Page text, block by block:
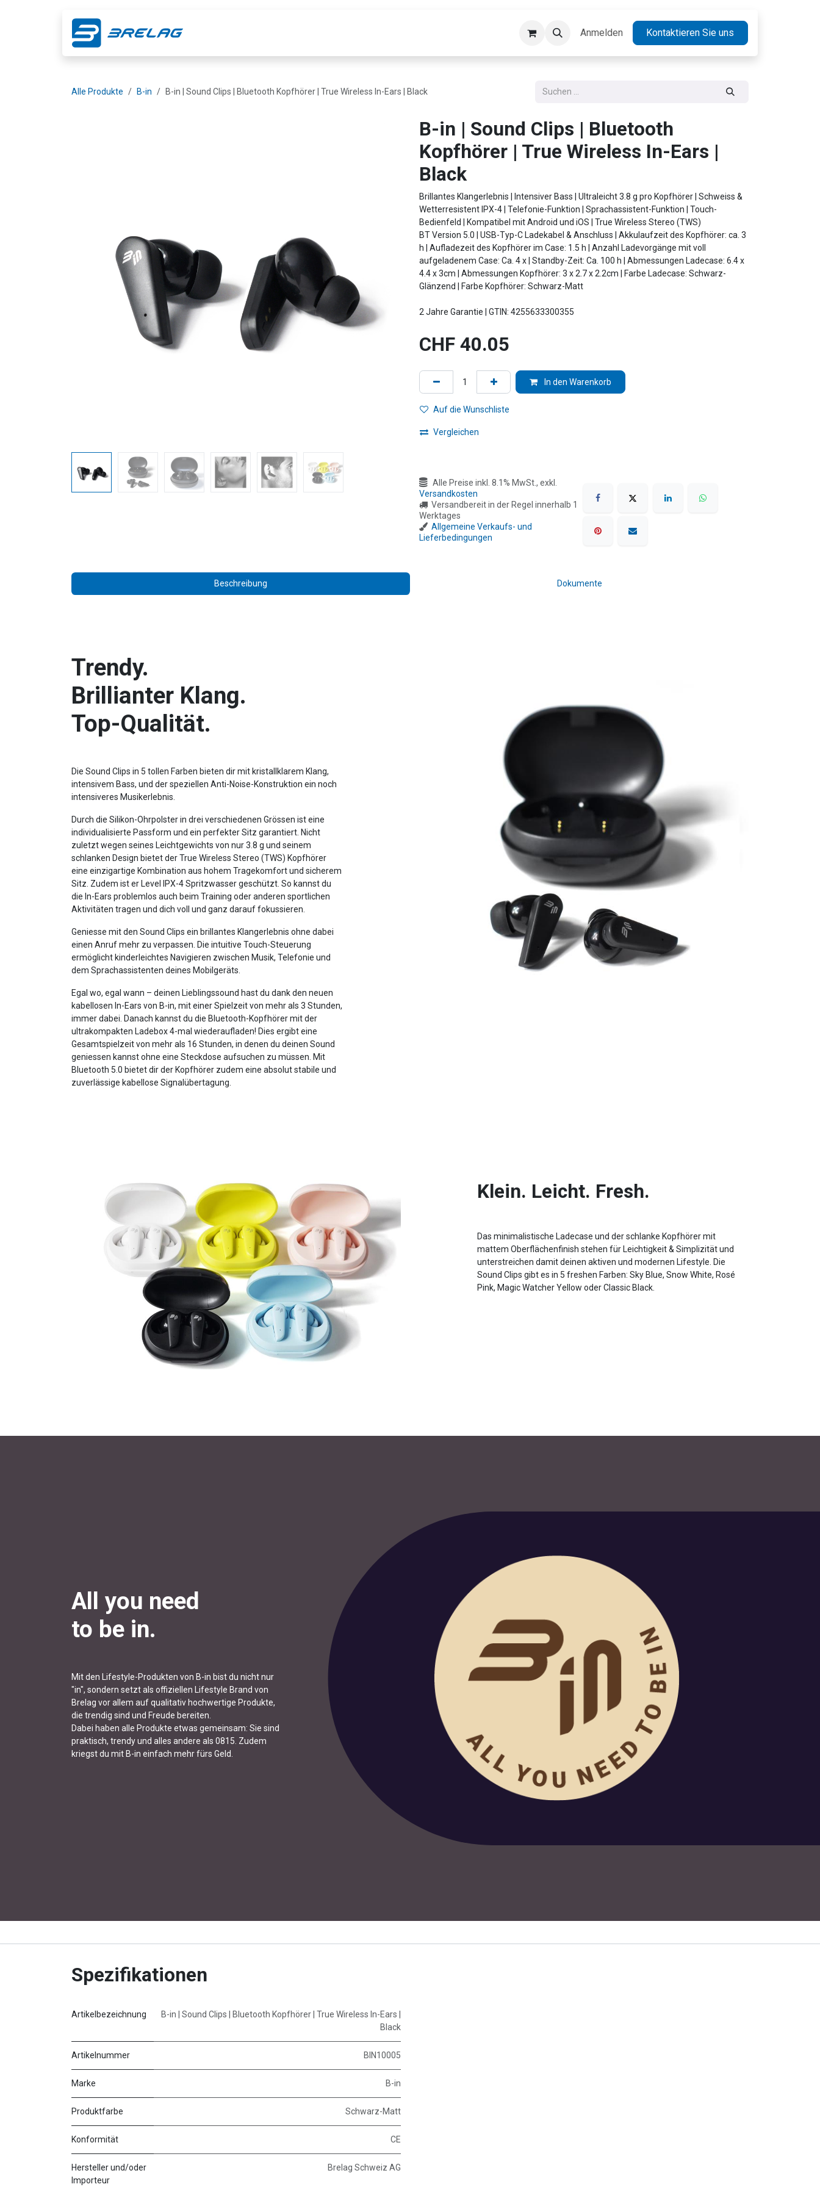
Kontakt Jobs
Anmelden Kontaktieren Sie uns
Alle Produkte B-in B-in | Sound Clips | Bluetooth Kopfhörer | True Wireless In-Ears | Black
B-in | Sound Clips | Bluetooth
Kopfhörer | True Wireless In-Ears |
Black
Brillantes Klangerlebnis | Intensiver Bass | Ultraleicht 3.8 g pro Kopfhörer | Schweiss &
Wetterresistent IPX-4 | Telefonie-Funktion | Sprachassistent-Funktion | Touch-
Bedienfeld | Kompatibel mit Android und iOS | True Wireless Stereo (TWS)
BT Version 5.0 | USB-Typ-C Ladekabel & Anschluss | Akkulaufzeit des Kopfhörer: ca. 3
h | Aufladezeit des Kopfhörer im Case: 1.5 h | Anzahl Ladevorgänge mit voll
aufgeladenem Case: Ca. 4 x | Standby-Zeit: Ca. 100 h | Abmessungen Ladecase: 6.4 x
4.4 x 3cm | Abmessungen Kopfhörer: 3 x 2.7 x 2.2cm | Farbe Ladecase: Schwarz-
Glänzend | Farbe Kopfhörer: Schwarz-Matt
2 Jahre Garantie | GTIN: 4255633300355
CHF 40.05
In den Warenkorb
Auf die Wunschliste
Vergleichen
Alle Preise inkl. 8.1% MwSt., exkl.
Versandkosten
Versandbereit in der Regel innerhalb 1
Werktages
Allgemeine Verkaufs- und
Lieferbedingungen
Beschreibung Dokumente
Trendy.
Brillianter Klang.
Top-Qualität.
Die Sound Clips in 5 tollen Farben bieten dir mit kristallklarem Klang,
intensivem Bass, und der speziellen Anti-Noise-Konstruktion ein noch
intensiveres Musikerlebnis.
Durch die Silikon-Ohrpolster in drei verschiedenen Grössen ist eine
individualisierte Passform und ein perfekter Sitz garantiert. Nicht
zuletzt wegen seines Leichtgewichts von nur 3.8 g und seinem
schlanken Design bietet der True Wireless Stereo (TWS) Kopfhörer
eine einzigartige Kombination aus hohem Tragekomfort und sicherem
Sitz. Zudem ist er Level IPX-4 Spritzwasser geschützt. So kannst du
die In-Ears problemlos auch beim Training oder anderen sportlichen
Aktivitäten tragen und dich voll und ganz darauf fokussieren.
Geniesse mit den Sound Clips ein brillantes Klangerlebnis ohne dabei
einen Anruf mehr zu verpassen. Die intuitive Touch-Steuerung
ermöglicht kinderleichtes Navigieren zwischen Musik, Telefonie und
dem Sprachassistenten deines Mobilgeräts.
Egal wo, egal wann – deinen Lieblingssound hast du dank den neuen
kabellosen In-Ears von B-in, mit einer Spielzeit von mehr als 3 Stunden,
immer dabei. Danach kannst du die Bluetooth-Kopfhörer mit der
ultrakompakten Ladebox 4-mal wiederaufladen! Dies ergibt eine
Gesamtspielzeit von mehr als 16 Stunden, in denen du deinen Sound
geniessen kannst ohne eine Steckdose aufsuchen zu müssen. Mit
Bluetooth 5.0 bietet dir der Kopfhörer zudem eine absolut stabile und
zuverlässige kabellose Signalübertagung.
Klein. Leicht. Fresh.
Das minimalistische Ladecase und der schlanke Kopfhörer mit
mattem Oberflächenfinish stehen für Leichtigkeit & Simplizität und
unterstreichen damit deinen aktiven und modernen Lifestyle. Die
Sound Clips gibt es in 5 freshen Farben: Sky Blue, Snow White, Rosé
Pink, Magic Watcher Yellow oder Classic Black.
All you need
to be in.
Mit den Lifestyle-Produkten von B-in bist du nicht nur
"in", sondern setzt als offiziellen Lifestyle Brand von
Brelag vor allem auf qualitativ hochwertige Produkte,
die trendig sind und Freude bereiten.
Dabei haben alle Produkte etwas gemeinsam: Sie sind
praktisch, trendy und alles andere als 0815. Zudem
kriegst du mit B-in einfach mehr fürs Geld.
Spezifikationen
Artikelbezeichnung
B-in | Sound Clips | Bluetooth Kopfhörer | True Wireless In-Ears |
Black
Artikelnummer BIN10005
Marke B-in
Produktfarbe Schwarz-Matt
Konformität CE
Hersteller und/oder
Importeur
Brelag Schweiz AG